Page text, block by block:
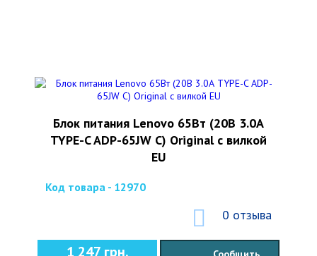
Блок питания Lenovo 65Вт (20В 3.0А
TYPE-C ADP-65JW C) Original с вилкой
EU
Код товара - 12970
0 отзыва
1 247 грн.